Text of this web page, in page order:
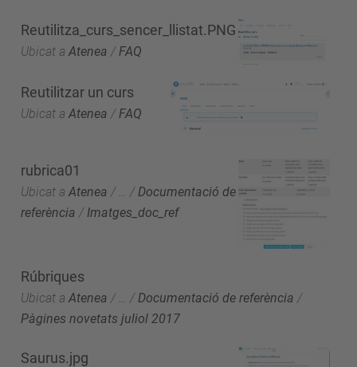
Reutilitza_curs_sencer_llistat.PNG
Ubicat a Atenea /FAQ
Reutilitzar un curs
Ubicat a Atenea /FAQ
rubrica01
Ubicat a Atenea / … /Documentació de
referència / Imatges_doc_ref
Rúbriques
Ubicat a Atenea / … /Documentació de referència /
Pàgines novetats juliol 2017
Saurus.jpg